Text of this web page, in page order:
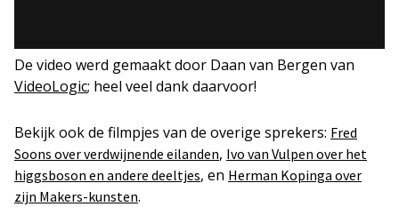
De video werd gemaakt door Daan van Bergen van
VideoLogic; heel veel dank daarvoor!
Bekijk ook de filmpjes van de overige sprekers: Fred
Soons over verdwijnende eilanden, Ivo van Vulpen over het
higgsboson en andere deeltjes, en Herman Kopinga over
zijn Makers-kunsten.